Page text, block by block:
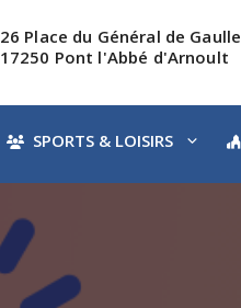
26 Place du Général de Gaulle
17250 Pont l'Abbé d'Arnoult
SPORTS & LOISIRS